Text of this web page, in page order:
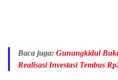
Baca juga: Gunungkidul
Realisasi Investasi Tembus